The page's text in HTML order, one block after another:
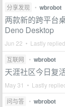
分享发现 • wbrobot
两款新的跨平台
Deno Desktop
Jun 22 • Lastly
互联网 • wbrobot
天涯社区今日复
May 31 • Lastly
问与答 • wbrobot